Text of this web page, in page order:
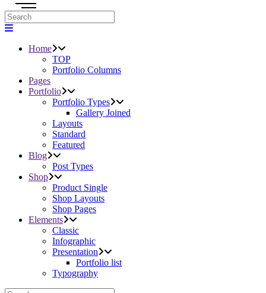
Home
TOP
Portfolio Columns
Pages
Portfolio
Portfolio Types
Gallery Joined
Layouts
Standard
Featured
Blog
Post Types
Shop
Product Single
Shop Layouts
Shop Pages
Elements
Classic
Infographic
Presentation
Portfolio list
Typography